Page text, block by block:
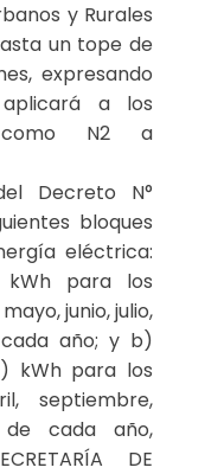
y Rurales
un tope de
expresando
a los
como N2 a
Decreto N°
bloques
eléctrica:
kWh para los
junio, julio,
año; y b)
kWh para los
septiembre,
cada año,
DE